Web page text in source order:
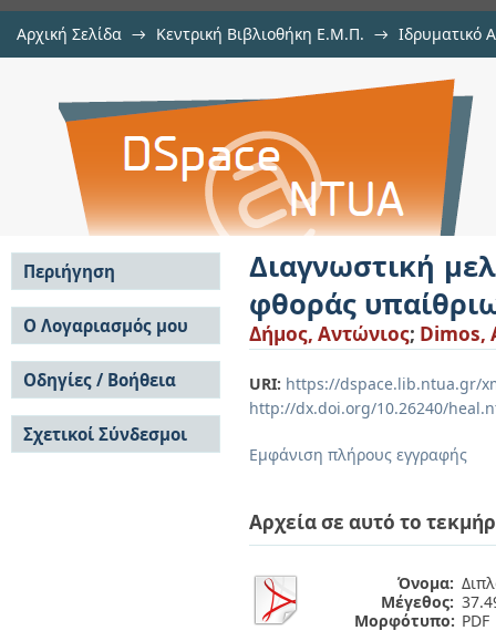
Αρχική Σελίδα → Κεντρική Βιβλιοθήκη Ε.Μ.Π. → Ιδρυματικό
Διαγνωστική μελέτη για
υπαίθριων γλυπτών από γυαλί
Διαγνωστική
φθοράς
Δήμος, Αντώνιος; Dimos,
URI: https://dspace.lib.ntua.gr/
http://dx.doi.org/10.26240/
Εμφάνιση πλήρους εγγραφής
Αρχεία σε αυτό το
Όνομα:
Μέγεθος:
Μορφότυπο: PDF
Περιήγηση
Σε όλο το DSpace
Κοινότητες & Συλλογές
Ανά Ημερομηνία
Έκδοσης
Συγγραφείς
Τίτλοι
Θέματα
Ο Λογαριασμός μου
Σύνδεση
Εγγραφή
Οδηγίες / Βοήθεια
Οδηγίες Υποβολής
Οδηγίες Χρήσης ΙΑ
Συχνές Ερωτήσεις
Σχετικοί Σύνδεσμοι